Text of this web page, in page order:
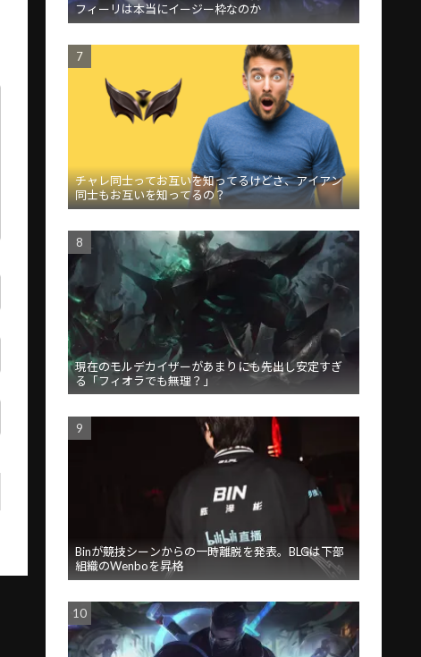
フィーリは本当にイージー枠なのか
チャレ同士ってお互いを知ってるけどさ、アイアン
同士もお互いを知ってるの？
現在のモルデカイザーがあまりにも先出し安定すぎ
る「フィオラでも無理？」
Binが競技シーンからの一時離脱を発表。BLGは下部
組織のWenboを昇格